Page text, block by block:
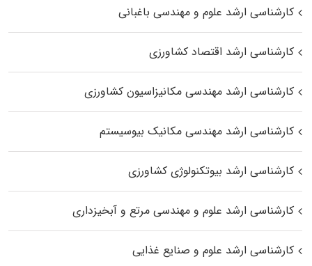
کارشناسی ارشد علوم و مهندسی باغبانی
کارشناسی ارشد اقتصاد کشاورزی
کارشناسی ارشد مهندسی مکانیزاسیون کشاورزی
کارشناسی ارشد مهندسی مکانیک بیوسیستم
کارشناسی ارشد بیوتکنولوژی کشاورزی
کارشناسی ارشد علوم و مهندسی مرتع و آبخیزداری
کارشناسی ارشد علوم و صنایع غذایی